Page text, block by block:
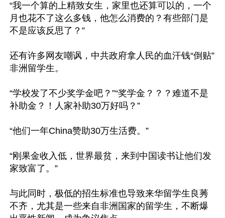
“我一个算的上精致女生，家里也还算可以的，一个
月也花不了这么多钱，他怎么消费的？有些部门是
不是应该反思了？”
还有许多网友嘲讽，中共政府拿人民的血汗钱“倒贴”
非洲留学生。
“学校发了不少奖学金吧？”“奖学金？？？难道不是
补助金？！人家补助30万好吗？”
“他们一年China赞助30万生活费。”
“刚果金收入低，世界最贫，来到中国读书让他们发
家致富了。”
与此同时，极低的招生标准也导致来华留学生良莠
不齐，尤其是一些来自非洲国家的留学生，不断爆